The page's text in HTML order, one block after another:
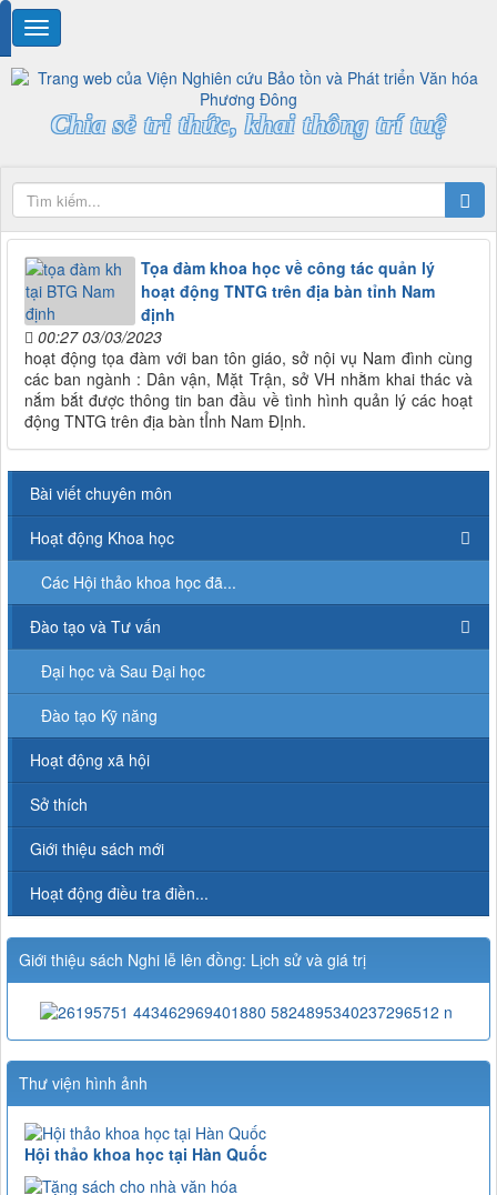
Chia sẻ tri thức, khai thông trí tuệ
Tọa đàm khoa học về công tác quản lý
hoạt động TNTG trên địa bàn tỉnh Nam
định
00:27 03/03/2023
hoạt động tọa đàm với ban tôn giáo, sở nội vụ Nam đình cùng
các ban ngành : Dân vận, Mặt Trận, sở VH nhằm khai thác và
nắm bắt được thông tin ban đầu về tình hình quản lý các hoạt
động TNTG trên địa bàn tỈnh Nam ĐỊnh.
Bài viết chuyên môn
Hoạt động Khoa học
Các Hội thảo khoa học đã...
Đào tạo và Tư vấn
Đại học và Sau Đại học
Đào tạo Kỹ năng
Hoạt động xã hội
Sở thích
Giới thiệu sách mới
Hoạt động điều tra điền...
Giới thiệu sách Nghi lễ lên đồng: Lịch sử và giá trị
Thư viện hình ảnh
Hội thảo khoa học tại Hàn Quốc